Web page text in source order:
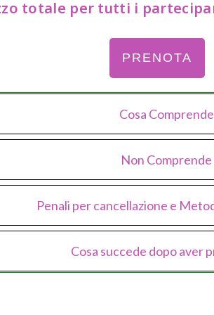
totale per tutti i
PRENOTA
Cosa Comprende
Non Comprende
Penali per cancellazione e
Cosa succede dopo aver